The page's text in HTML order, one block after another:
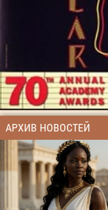
АРХИВ НОВОСТЕЙ